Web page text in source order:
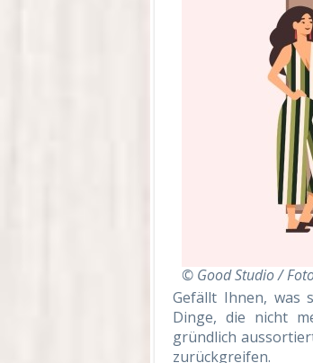
© Good Studio /
Gefällt Ihnen, was
Dinge, die nicht
gründlich
zurückgreifen.